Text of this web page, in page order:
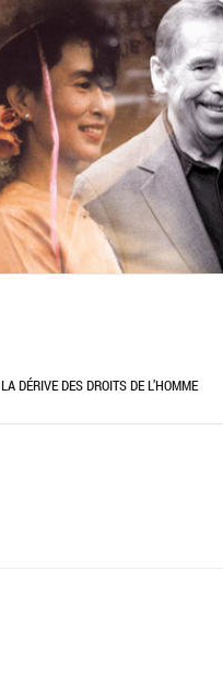
LA DÉRIVE DES DROITS DE L’HOMME